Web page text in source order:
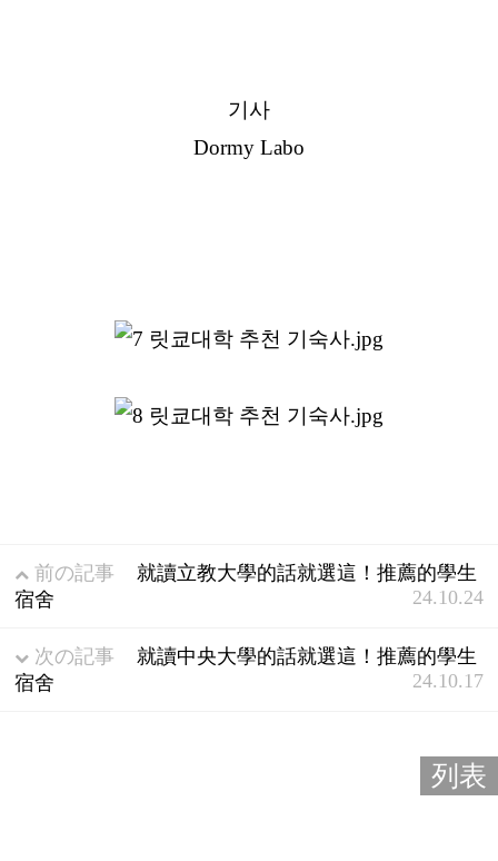
기사
Dormy Labo
前の記事
就讀立教大學的話就選這！推薦的學生
宿舍
24.10.24
次の記事
就讀中央大學的話就選這！推薦的學生
宿舍
24.10.17
列表